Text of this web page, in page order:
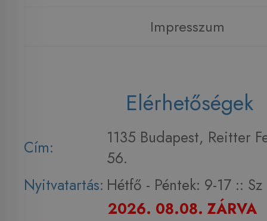
Impresszum
Elérhetőségek
Cím:
1135 Budapest, Reitter
56.
Nyitvatartás: Hétfő - Péntek: 9-17 :: Sz
2026. 08.08. ZÁRVA